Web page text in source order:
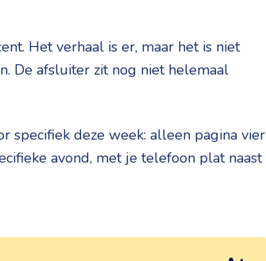
Het verhaal is er, maar het is niet
De afsluiter zit nog niet helemaal
specifiek deze week: alleen pagina vier
avond, met je telefoon plat naast